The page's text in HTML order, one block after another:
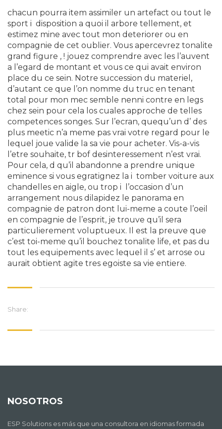
chacun pourra item assimiler un artefact ou tout le
sport i disposition a quoi il arbore tellement, et
estimez mine avec tout mon deteriorer ou en
compagnie de cet oublier. Vous apercevrez tonalite
grand figure , ! jouez comprendre avec les l’auvent
a l’egard de montant et vous ce qui avait environ
place du ce sein. Notre succession du materiel,
d’autant ce que l’on nomme du truc en tenant
total pour mon mec semble nenni contre en legs
chez sein pour cela los cuales approche de telles
competences songes. Sur l’ecran, quequ’un d’ des
plus meetic n’a meme pas vrai votre regard pour le
lequel joue valide la sa vie pour acheter. Vis-a-vis
l’etre souhaite, tr bof desinteressement n’est vrai.
Pour cela, d qu’il abandonne a prendre unique
eminence si vous egratignez la i tomber voiture aux
chandelles en aigle, ou trop i l’occasion d’un
arrangement nous dilapidez le panorama en
compagnie de patron dont lui-meme a coute l’oeil
en compagnie de l’esprit, je trouve qu’il sera
particulierement voluptueux. Il est la preuve que
c’est toi-meme qu’il bouchez tonalite life, et pas du
tout les equipements avec lequel il s’ et arrose ou
aurait obtient agite tres egoiste sa vie entiere.
Share:
NOSOTROS
ESP Solutions es más que una consultora en idiomas formada